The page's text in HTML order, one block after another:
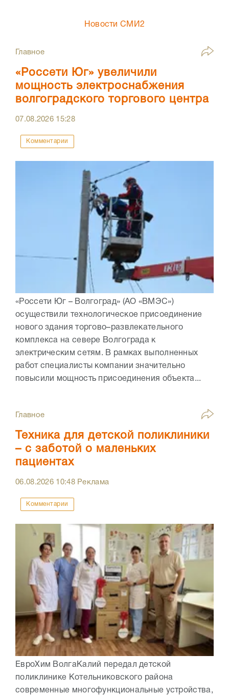
Новости СМИ2
Главное
«Россети Юг» увеличили
мощность электроснабжения
волгоградского торгового центра
07.08.2026 15:28
Комментарии
«Россети Юг – Волгоград» (АО «ВМЭС»)
осуществили технологическое присоединение
нового здания торгово–развлекательного
комплекса на севере Волгограда к
электрическим сетям. В рамках выполненных
работ специалисты компании значительно
повысили мощность присоединения объекта...
Главное
Техника для детской поликлиники
– с заботой о маленьких
пациентах
06.08.2026 10:48Реклама
Комментарии
ЕвроХим ВолгаКалий передал детской
поликлинике Котельниковского района
современные многофункциональные устройства,